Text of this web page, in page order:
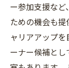
ー参加支援など
ための機会も
ャリアアップ
ーナー候補と